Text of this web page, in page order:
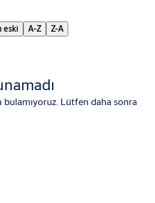
eski A-Z Z-A
Lütfen daha sonra